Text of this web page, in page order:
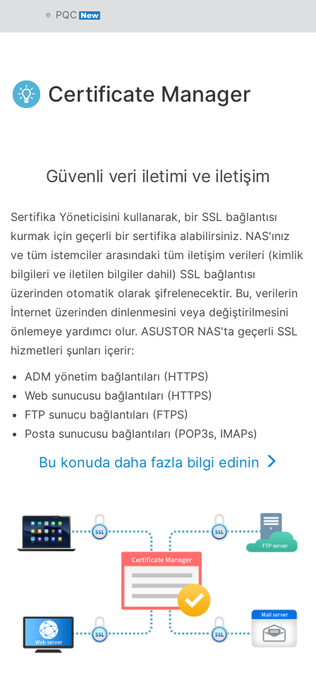
PQC
Certificate Manager
Güvenli veri iletimi ve iletişim
Sertifika Yöneticisini kullanarak, bir SSL bağlantısı
kurmak için geçerli bir sertifika alabilirsiniz. NAS'ınız
ve tüm istemciler arasındaki tüm iletişim verileri (kimlik
bilgileri ve iletilen bilgiler dahil) SSL bağlantısı
üzerinden otomatik olarak şifrelenecektir. Bu, verilerin
İnternet üzerinden dinlenmesini veya değiştirilmesini
önlemeye yardımcı olur. ASUSTOR NAS'ta geçerli SSL
hizmetleri şunları içerir:
ADM yönetim bağlantıları (HTTPS)
Web sunucusu bağlantıları (HTTPS)
FTP sunucu bağlantıları (FTPS)
Posta sunucusu bağlantıları (POP3s, IMAPs)
Bu konuda daha fazla bilgi edinin